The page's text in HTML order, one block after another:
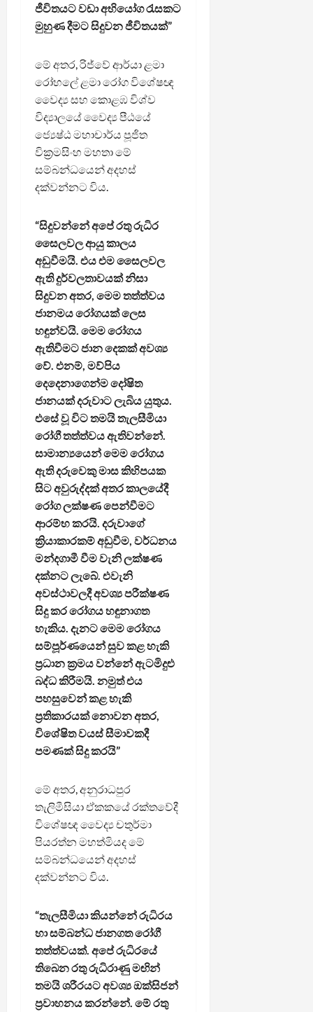
ජීවිතයට වඩා අභියෝග රැසකට
මුහුණ දීමට සිදුවන ජීවිතයක්”
මේ අතර, රිජ්වේ ආර්යා ළමා
රෝහලේ ළමා රෝග විශේෂඥ
වෛද්‍ය සහ කොළඹ විශ්ව
විද්‍යාලයේ වෛද්‍ය පීඨයේ
ජ්‍යෙෂ්ඨ මහාචාර්ය පූජිත
වික්‍රමසිංහ මහතා මේ
සම්බන්ධයෙන් අදහස්
දක්වන්නට විය.
“සිදුවන්නේ අපේ රතු රුධිර
සෛලවල ආයු කාලය
අඩුවීමයි. එය එම සෛලවල
ඇති දුර්වලතාවයක් නිසා
සිදුවන අතර, මෙම තත්ත්වය
ජානමය රෝගයක් ලෙස
හඳුන්වයි. මෙම රෝගය
ඇතිවීමට ජාන දෙකක් අවශ්‍ය
වේ. එනම්, මව්පිය
දෙදෙනාගෙන්ම දෝෂිත
ජානයක් දරුවාට ලැබිය යුතුය.
එසේ වූ විට තමයි තැලසීමියා
රෝගී තත්ත්වය ඇතිවන්නේ.
සාමාන්‍යයෙන් මෙම රෝගය
ඇති දරුවෙකු මාස කිහිපයක
සිට අවුරුද්දක් අතර කාලයේදී
රෝග ලක්ෂණ පෙන්වීමට
ආරම්භ කරයි. දරුවාගේ
ක්‍රියාකාරකම් අඩුවීම, වර්ධනය
මන්දගාමී වීම වැනි ලක්ෂණ
දක්නට ලැබේ. එවැනි
අවස්ථාවලදී අවශ්‍ය පරීක්ෂණ
සිදු කර රෝගය හඳුනාගත
හැකිය. දැනට මෙම රෝගය
සම්පූර්ණයෙන් සුව කළ හැකි
ප්‍රධාන ක්‍රමය වන්නේ ඇටමිදුළු
බද්ධ කිරීමයි. නමුත් එය
පහසුවෙන් කළ හැකි
ප්‍රතිකාරයක් නොවන අතර,
විශේෂිත වයස් සීමාවකදී
පමණක් සිදු කරයි”
මේ අතර, අනුරාධපුර
තැලිමීසියා ඒකකයේ රක්තවේදී
විශේෂඥ වෛද්‍ය චතුර්මා
පියරත්න මහත්මියද මේ
සම්බන්ධයෙන් අදහස්
දක්වන්නට විය.
“තැලසීමියා කියන්නේ රුධිරය
හා සම්බන්ධ ජානගත රෝගී
තත්ත්වයක්. අපේ රුධිරයේ
තිබෙන රතු රුධිරාණු මඟින්
තමයි ශරීරයට අවශ්‍ය ඔක්සිජන්
ප්‍රවාහනය කරන්නේ. මේ රතු